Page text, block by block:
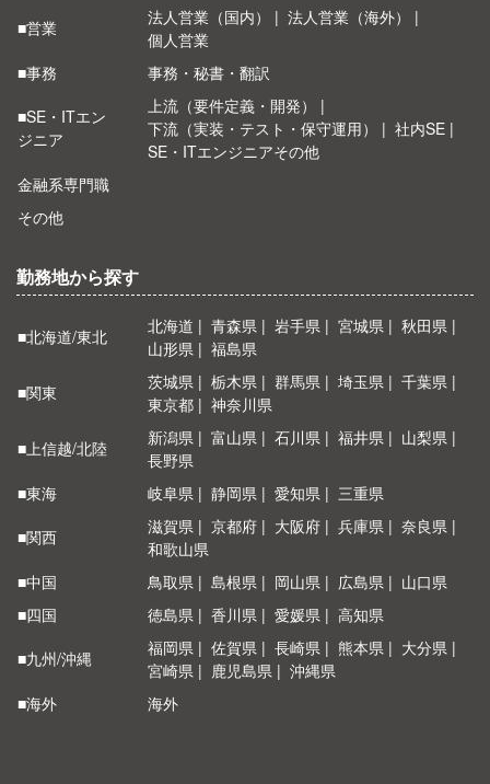
■営業
法人営業（国内）
法人営業（海外）
個人営業
■事務
事務・秘書・翻訳
■SE・ITエン
ジニア
上流（要件定義・開発）
下流（実装・テスト・保守運用）
社内SE
SE・ITエンジニアその他
金融系専門職
その他
勤務地から探す
■北海道/東北 北海道 青森県 岩手県 宮城県
秋田県
山形県
福島県
■関東
茨城県 栃木県 群馬県 埼玉県
千葉県
東京都
神奈川県
■上信越/北陸
新潟県 富山県 石川県 福井県
山梨県
長野県
■東海
岐阜県 静岡県 愛知県
三重県
■関西
滋賀県 京都府 大阪府 兵庫県
奈良県
和歌山県
■中国
鳥取県 島根県 岡山県 広島県
山口県
■四国
徳島県 香川県 愛媛県
高知県
■九州/沖縄
福岡県 佐賀県 長崎県 熊本県
大分県
宮崎県
鹿児島県
沖縄県
■海外
海外